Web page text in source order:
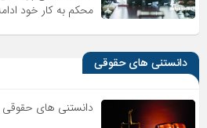
محکم به کار خود
دانستنی های حقوقی
دانستنی های حقوقی